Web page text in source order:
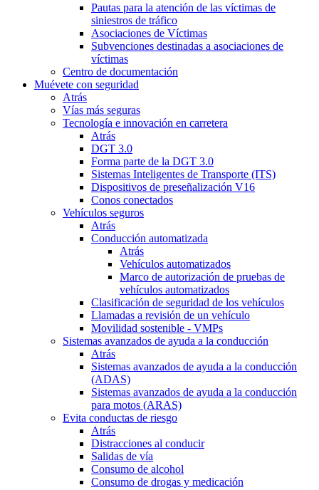
Pautas para la atención de las víctimas de
siniestros de tráfico
Asociaciones de Víctimas
Subvenciones destinadas a asociaciones de
víctimas
Centro de documentación
Muévete con seguridad
Atrás
Vías más seguras
Tecnología e innovación en carretera
Atrás
DGT 3.0
Forma parte de la DGT 3.0
Sistemas Inteligentes de Transporte (ITS)
Dispositivos de preseñalización V16
Conos conectados
Vehículos seguros
Atrás
Conducción automatizada
Atrás
Vehículos automatizados
Marco de autorización de pruebas de
vehículos automatizados
Clasificación de seguridad de los vehículos
Llamadas a revisión de un vehículo
Movilidad sostenible - VMPs
Sistemas avanzados de ayuda a la conducción
Atrás
Sistemas avanzados de ayuda a la conducción
(ADAS)
Sistemas avanzados de ayuda a la conducción
para motos (ARAS)
Evita conductas de riesgo
Atrás
Distracciones al conducir
Salidas de vía
Consumo de alcohol
Consumo de drogas y medicación